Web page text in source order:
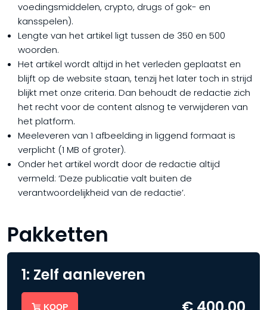
voedingsmiddelen, crypto, drugs of gok- en
kansspelen).
Lengte van het artikel ligt tussen de 350 en 500
woorden.
Het artikel wordt altijd in het verleden geplaatst en
blijft op de website staan, tenzij het later toch in strijd
blijkt met onze criteria. Dan behoudt de redactie zich
het recht voor de content alsnog te verwijderen van
het platform.
Meeleveren van 1 afbeelding in liggend formaat is
verplicht (1 MB of groter).
Onder het artikel wordt door de redactie altijd
vermeld: ‘Deze publicatie valt buiten de
verantwoordelijkheid van de redactie’.
Pakketten
1: Zelf aanleveren
KOOP